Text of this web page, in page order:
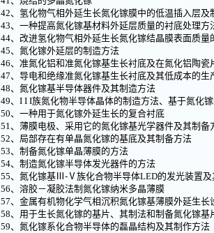
42、氢化物气相外延生长氮化镓膜中的低温插入层及
43、一种提高氮化镓基材料外延层质量的衬底处理方
44、改进氢化物气相外延生长氮化镓结晶膜表面质量
45、氮化镓外延层的制造方法
46、准氮化铝和准氮化镓基生长衬底及在氮化铝陶瓷
47、导电和绝缘准氮化镓基生长衬底及其低成本的生
48、氮化镓基半导体器件及其制造方法
49、I I I族氮化物半导体晶体的制造方法、基于氮化
50、一种用于氮化镓外延生长的复合衬底
51、薄膜电极、采用它的氮化镓基光学器件及其制备
52、局部存在有单晶氮化镓的基底及其制备方法
53、制备氮化镓单晶薄膜的方法
54、制造氮化镓半导体发光器件的方法
55、氮化镓基Ⅲ-Ⅴ族化合物半导体LED的发光装置及
56、溶胶－凝胶法制氮化镓纳米多晶薄膜
57、金属有机物化学气相沉积氮化镓基薄膜外延生长
58、用于生长氮化镓的基片、其制法和制备氮化镓基
59、氮化镓系化合物半导体的磊晶结构及其制作方法